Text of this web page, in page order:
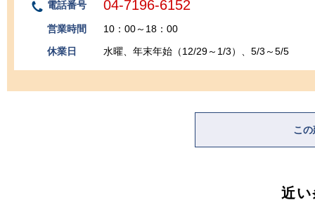
電話番号
04-7196-6152
営業時間
10：00～18：00
休業日
水曜、年末年始（12/29～1/3）、5/3～5/5
こ
近